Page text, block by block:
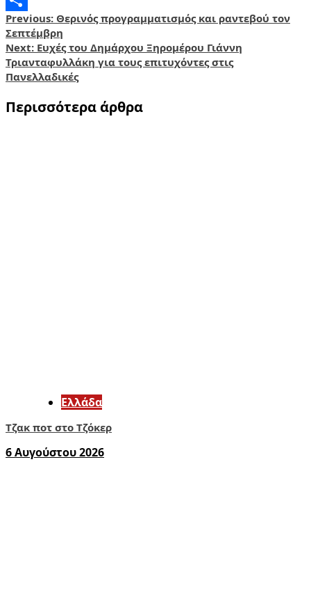
Share
Post
navigation
Previous: Θερινός προγραμματισμός και ραντεβού τον
Σεπτέμβρη
Next: Ευχές του Δημάρχου Ξηρομέρου Γιάννη
Τριανταφυλλάκη για τους επιτυχόντες στις
Πανελλαδικές
Περισσότερα άρθρα
Ελλάδα
Τζακ ποτ στο Τζόκερ
6 Αυγούστου 2026